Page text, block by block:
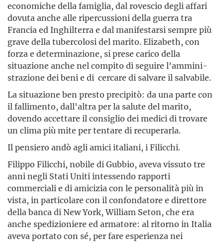
economiche della famiglia, dal rovescio degli affari
dovuta anche alle riper­cussioni della guerra tra
Francia ed Inghilterra e dal manifestarsi sempre più
grave della tubercolosi del marito. Elizabeth, con
forza e determinazione, si prese carico della
situazione anche nel compito di seguire l'ammini­
strazione dei beni e di cercare di salvare il salvabile.
La situazione ben presto precipitò: da una parte con
il fallimento, dall'altra per la salute del marito,
dovendo accettare il consiglio dei medici di trovare
un clima più mite per tentare di recuperarla.
Il pensiero andò agli amici italiani, i Filicchi.
Filippo Filicchi, nobile di Gubbio, aveva vissuto tre
anni negli Stati Uniti intessendo rapporti
commerciali e di amicizia con le personalità più in
vista, in particolare con il confondatore e direttore
della banca di New York, William Seton, che era
anche spedizioniere ed armatore: al ritorno in Italia
aveva portato con sé, per fare espe­rienza nei